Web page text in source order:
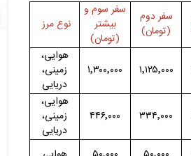
سفر دوم
(تومان)
سفر سوم و
بیشتر
(تومان)
نوع مرز
۱٬۱۲۵٬۰۰۰ ۱٬۳۰۰٬۰۰۰
هوایی،
زمینی،
دریایی
۳۳۴٬۰۰۰ ۴۴۶٬۰۰۰
هوایی،
زمینی،
دریایی